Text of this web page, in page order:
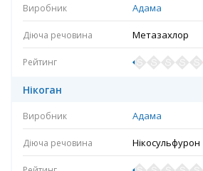
Адама
Метазахлор
Нікоган
Адама
Нікосульфурон